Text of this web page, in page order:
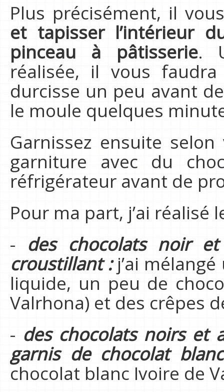
Plus précisément, il
et tapisser l’intérieur
pinceau à pâtisserie.
réalisée, il vous
durcisse un peu avant
le moule quelques
Garnissez ensuite
garniture avec du
réfrigérateur avant de
Pour ma part, j’ai
- des chocolats noir
croustillant :j’ai
liquide, un peu de
Valrhona) et des crêpes
- des chocolats noirs et
garnis de chocolat
chocolat blanc Ivoire de